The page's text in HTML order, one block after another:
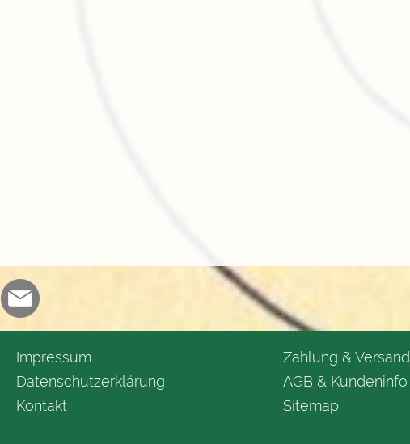
Impressum
Datenschutzerklärung
Kontakt
Zahlung & Versand
AGB & Kundeninfo
Sitemap